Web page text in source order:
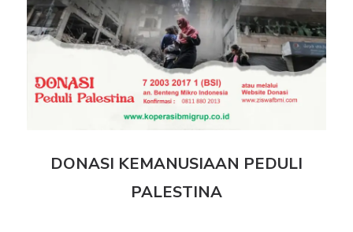
DONASI KEMANUSIAAN PEDULI
PALESTINA